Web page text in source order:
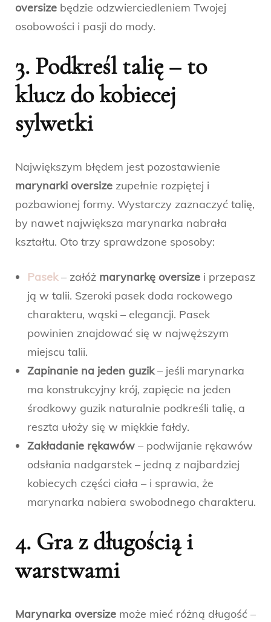
oversize będzie odzwierciedleniem Twojej
osobowości i pasji do mody.
3. Podkreśl talię – to
klucz do kobiecej
sylwetki
Największym błędem jest pozostawienie
marynarki oversize zupełnie rozpiętej i
pozbawionej formy. Wystarczy zaznaczyć talię,
by nawet największa marynarka nabrała
kształtu. Oto trzy sprawdzone sposoby:
Pasek– załóż marynarkę oversize i przepasz
ją w talii. Szeroki pasek doda rockowego
charakteru, wąski – elegancji. Pasek
powinien znajdować się w najwęższym
miejscu talii.
Zapinanie na jeden guzik– jeśli marynarka
ma konstrukcyjny krój, zapięcie na jeden
środkowy guzik naturalnie podkreśli talię, a
reszta ułoży się w miękkie fałdy.
Zakładanie rękawów – podwijanie rękawów
odsłania nadgarstek – jedną z najbardziej
kobiecych części ciała – i sprawia, że
marynarka nabiera swobodnego charakteru.
4. Gra z długością i
warstwami
Marynarka oversize może mieć różną długość –